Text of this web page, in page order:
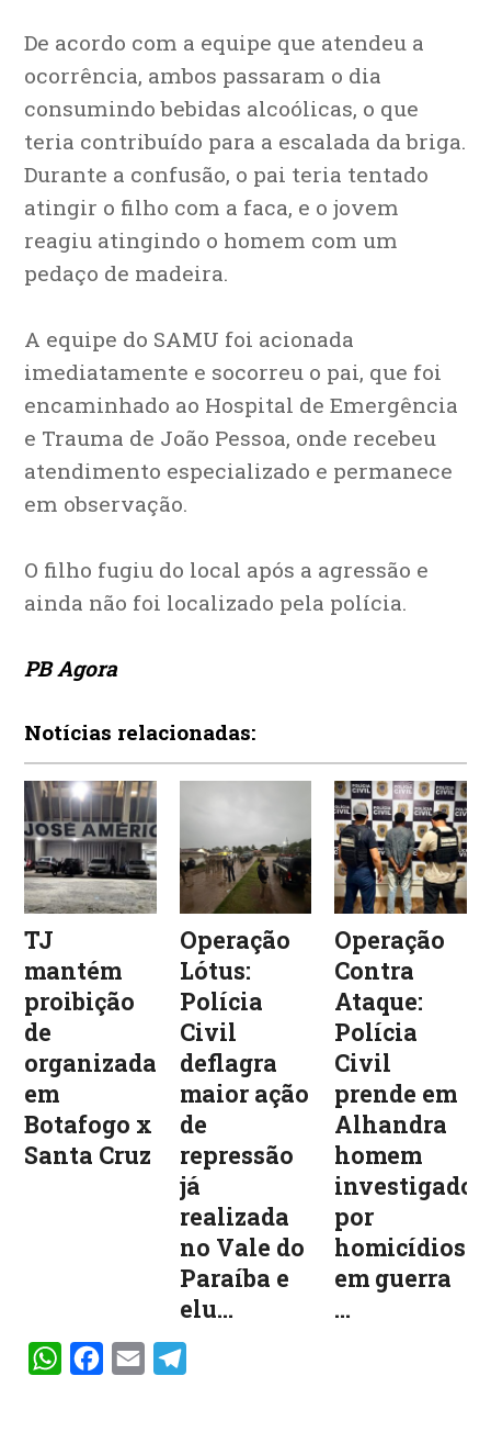
De acordo com a equipe que atendeu a
ocorrência, ambos passaram o dia
consumindo bebidas alcoólicas, o que
teria contribuído para a escalada da briga.
Durante a confusão, o pai teria tentado
atingir o filho com a faca, e o jovem
reagiu atingindo o homem com um
pedaço de madeira.
A equipe do SAMU foi acionada
imediatamente e socorreu o pai, que foi
encaminhado ao Hospital de Emergência
e Trauma de João Pessoa, onde recebeu
atendimento especializado e permanece
em observação.
O filho fugiu do local após a agressão e
ainda não foi localizado pela polícia.
PB Agora
Notícias relacionadas:
TJ
mantém
proibição
de
organizadas
em
Botafogo x
Santa Cruz
Operação
Lótus:
Polícia
Civil
deflagra
maior ação
de
repressão
já
realizada
no Vale do
Paraíba e
elu...
Operação
Contra
Ataque:
Polícia
Civil
prende em
Alhandra
homem
investigado
por
homicídios
em guerra
...
WhatsAppFacebook
Email